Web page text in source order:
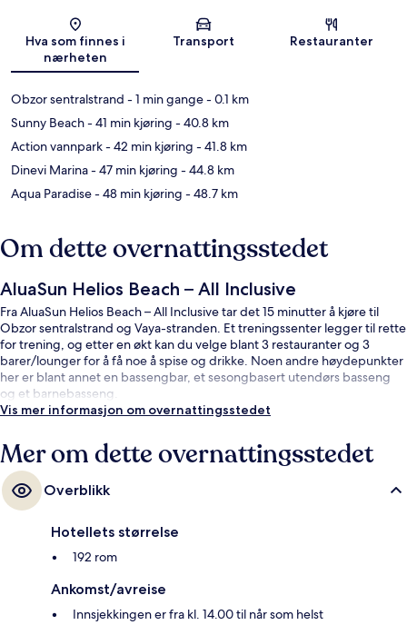
Kart
Hva som finnes i
nærheten
Transport Restauranter
Obzor sentralstrand - 1 min gange- 0.1 km
Sunny Beach- 41 min kjøring - 40.8 km
Action vannpark- 42 min kjøring - 41.8 km
Dinevi Marina- 47 min kjøring - 44.8 km
Aqua Paradise- 48 min kjøring - 48.7 km
Om dette overnattingsstedet
AluaSun Helios Beach – All Inclusive
Fra AluaSun Helios Beach – All Inclusive tar det 15 minutter å kjøre til
Obzor sentralstrand og Vaya-stranden. Et treningssenter legger til rette
for trening, og etter en økt kan du velge blant 3 restauranter og 3
barer/lounger for å få noe å spise og drikke. Noen andre høydepunkter
her er blant annet en bassengbar, et sesongbasert utendørs basseng
og et barnebasseng.
Vis mer informasjon om overnattingsstedet
Mer om dette overnattingsstedet
Overblikk
Hotellets størrelse
192 rom
Ankomst/avreise
Innsjekkingen er fra kl. 14.00 til når som helst